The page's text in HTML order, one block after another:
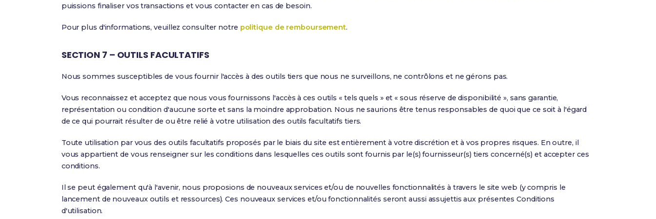
puissions finaliser vos transactions et vous contacter en cas de besoin.
Pour plus d'informations, veuillez consulter notre politique de remboursement.
SECTION 7 – OUTILS FACULTATIFS
Nous sommes susceptibles de vous fournir l'accès à des outils tiers que nous ne surveillons, ne contrôlons et ne gérons pas.
Vous reconnaissez et acceptez que nous vous fournissons l'accès à ces outils « tels quels » et « sous réserve de disponibilité », sans garantie,
représentation ou condition d'aucune sorte et sans la moindre approbation. Nous ne saurions être tenus responsables de quoi que ce soit à l'égard
de ce qui pourrait résulter de ou être relié à votre utilisation des outils facultatifs tiers.
Toute utilisation par vous des outils facultatifs proposés par le biais du site est entièrement à votre discrétion et à vos propres risques. En outre, il
vous appartient de vous renseigner sur les conditions dans lesquelles ces outils sont fournis par le(s) fournisseur(s) tiers concerné(s) et accepter ces
conditions.
Il se peut également qu'à l'avenir, nous proposions de nouveaux services et/ou de nouvelles fonctionnalités à travers le site web (y compris le
lancement de nouveaux outils et ressources). Ces nouveaux services et/ou fonctionnalités seront aussi assujettis aux présentes Conditions
d'utilisation.